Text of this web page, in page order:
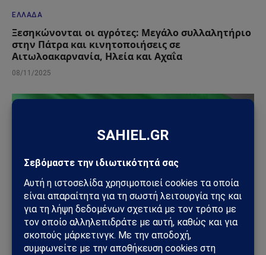
ΕΛΛΆΔΑ
Ξεσηκώνονται οι αγρότες: Μεγάλο συλλαλητήριο
στην Πάτρα και κινητοποιήσεις σε
Αιτωλοακαρνανία, Ηλεία και Αχαΐα
08/11/2025
ΔΕΛΤΊΟ ΤΎΠΟΥ